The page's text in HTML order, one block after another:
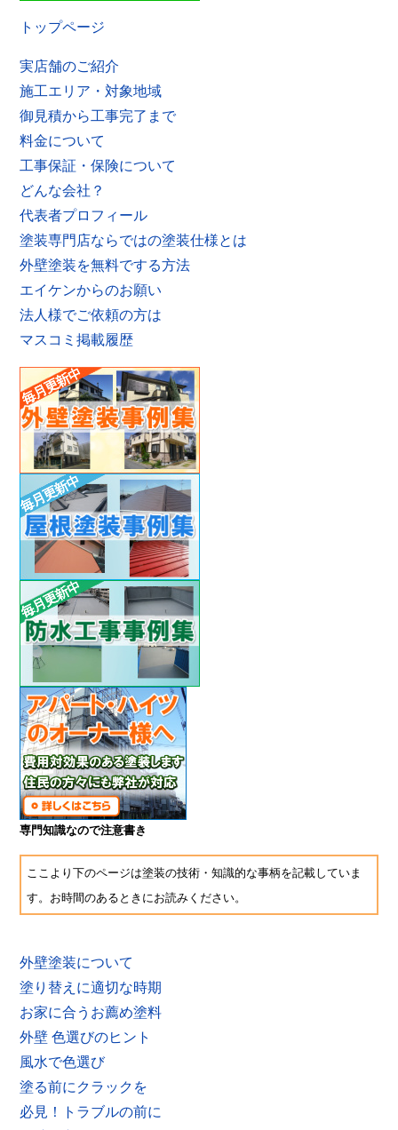
トップページ
実店舗のご紹介
施工エリア・対象地域
御見積から工事完了まで
料金について
工事保証・保険について
どんな会社？
代表者プロフィール
塗装専門店ならではの塗装仕様とは
外壁塗装を無料でする方法
エイケンからのお願い
法人様でご依頼の方は
マスコミ掲載履歴
専門知識なので注意書き
ここより下のページは塗装の技術・知識的な事柄を記載していま
す。お時間のあるときにお読みください。
外壁塗装について
塗り替えに適切な時期
お家に合うお薦め塗料
外壁 色選びのヒント
風水で色選び
塗る前にクラックを
必見！トラブルの前に